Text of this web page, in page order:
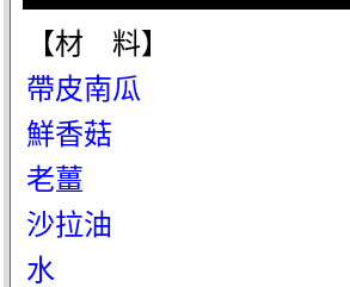
【材 料】
帶皮南瓜
鮮香菇
老薑
沙拉油
水